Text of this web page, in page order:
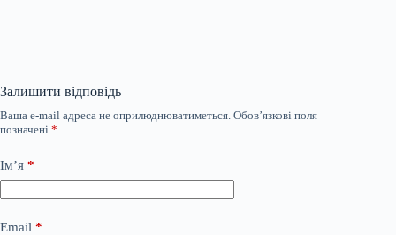
Залишити відповідь
Ваша e-mail адреса не оприлюднюватиметься. Обов’язкові поля
позначені *
Ім’я *
Email *